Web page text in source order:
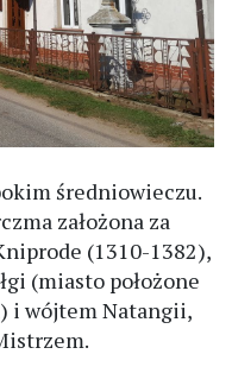
średniowieczu.
założona za
(1310-1382),
(miasto położone
i wójtem Natangii,